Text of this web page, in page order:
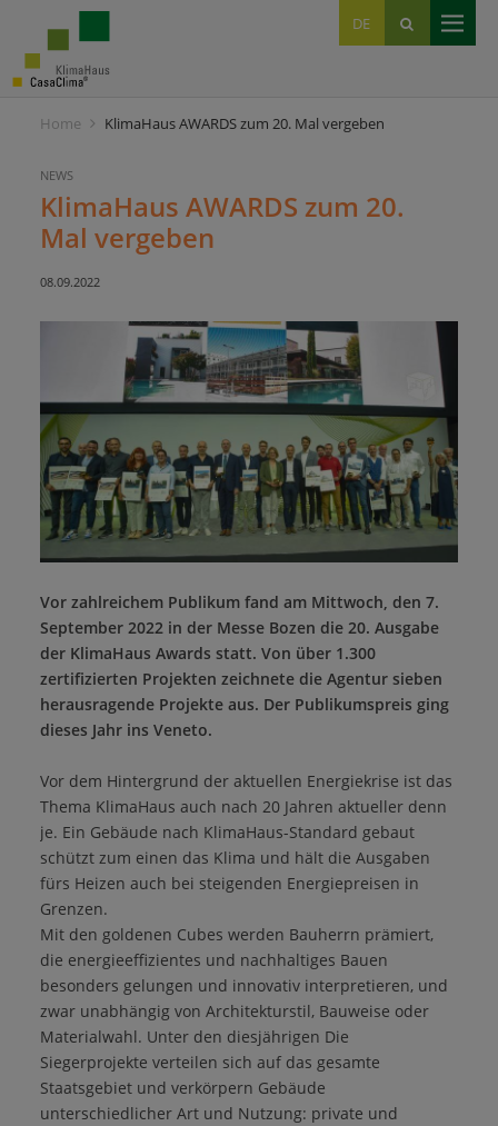
DE
IT
EN
Home KlimaHaus AWARDS zum 20. Mal vergeben
NEWS
KlimaHaus AWARDS zum 20.
Mal vergeben
08.09.2022
Vor zahlreichem Publikum fand am Mittwoch, den 7.
September 2022 in der Messe Bozen die 20. Ausgabe
der KlimaHaus Awards statt. Von über 1.300
zertifizierten Projekten zeichnete die Agentur sieben
herausragende Projekte aus. Der Publikumspreis ging
dieses Jahr ins Veneto.
Vor dem Hintergrund der aktuellen Energiekrise ist das
Thema KlimaHaus auch nach 20 Jahren aktueller denn
je. Ein Gebäude nach KlimaHaus-Standard gebaut
schützt zum einen das Klima und hält die Ausgaben
fürs Heizen auch bei steigenden Energiepreisen in
Grenzen.
Mit den goldenen Cubes werden Bauherrn prämiert,
die energieeffizientes und nachhaltiges Bauen
besonders gelungen und innovativ interpretieren, und
zwar unabhängig von Architekturstil, Bauweise oder
Materialwahl. Unter den diesjährigen Die
Siegerprojekte verteilen sich auf das gesamte
Staatsgebiet und verkörpern Gebäude
unterschiedlicher Art und Nutzung: private und